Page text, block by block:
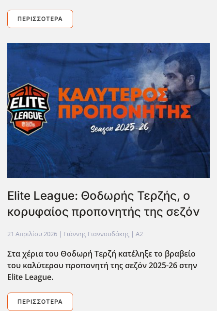
ΠΕΡΙΣΣΌΤΕΡΑ
Elite League: Θοδωρής Τερζής, ο
κορυφαίος προπονητής της σεζόν
21 Απριλίου 2026 | Γιάννης Γιαννουδάκης | A2
Στα χέρια του Θοδωρή Τερζή κατέληξε το βραβείο
του καλύτερου προπονητή της σεζόν 2025-26 στην
Elite League.
ΠΕΡΙΣΣΌΤΕΡΑ